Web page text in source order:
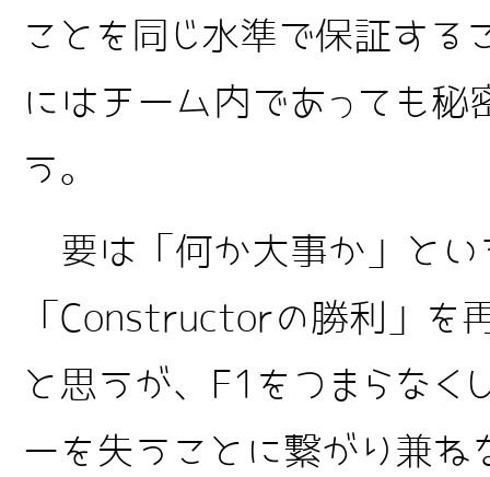
ことを同じ水準で保証する
にはチーム内であっても秘
う。
要は「何か大事か」とい
「Constructorの勝利」を
と思うが、F1をつまらなく
ーを失うことに繋がり兼ね